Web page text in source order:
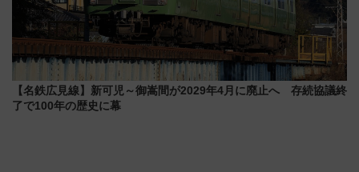
【名鉄広見線】新可児～御嵩間が2029年4月に廃止へ 存続協議終
了で100年の歴史に幕